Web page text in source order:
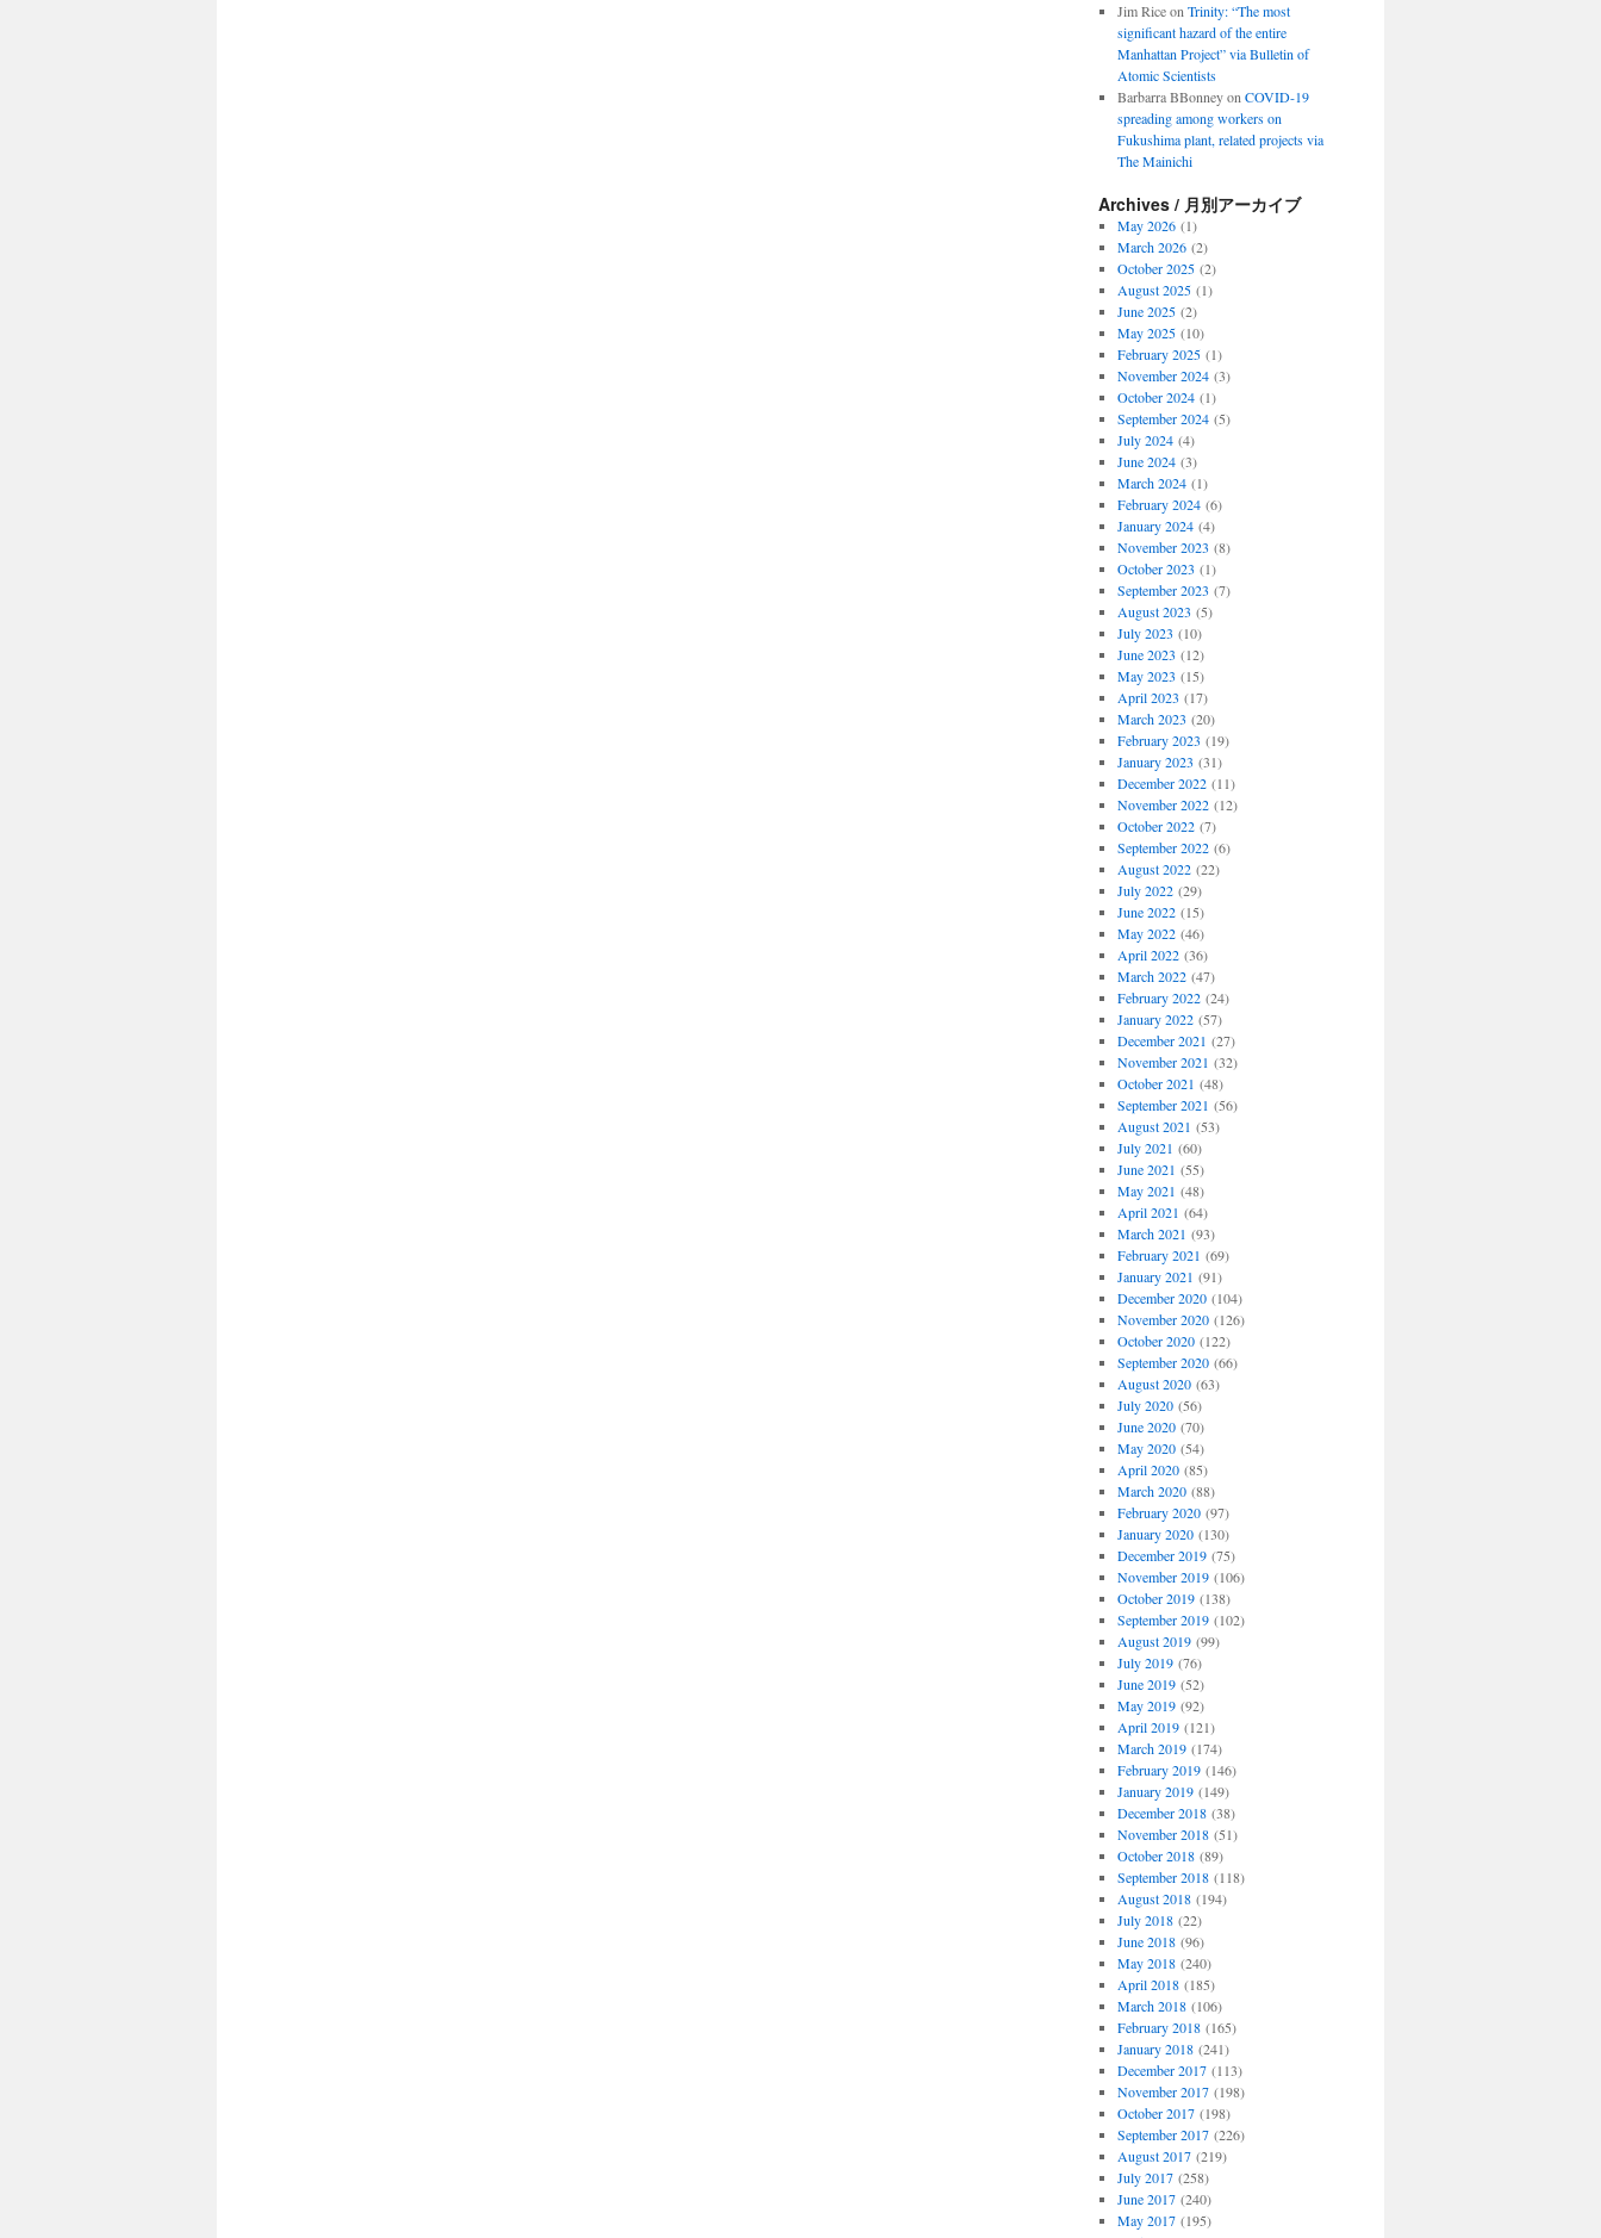
Jim Riceon Trinity: “The most
significant hazard of the entire
Manhattan Project” via Bulletin of
Atomic Scientists
Barbarra BBonneyon COVID-19
spreading among workers on
Fukushima plant, related projects via
The Mainichi
Archives / 月別アーカイブ
May 2026(1)
March 2026(2)
October 2025(2)
August 2025(1)
June 2025(2)
May 2025(10)
February 2025(1)
November 2024(3)
October 2024(1)
September 2024(5)
July 2024(4)
June 2024(3)
March 2024(1)
February 2024(6)
January 2024(4)
November 2023 (8)
October 2023 (1)
September 2023 (7)
August 2023 (5)
July 2023 (10)
June 2023 (12)
May 2023 (15)
April 2023 (17)
March 2023 (20)
February 2023 (19)
January 2023 (31)
December 2022(11)
November 2022(12)
October 2022(7)
September 2022(6)
August 2022(22)
July 2022(29)
June 2022(15)
May 2022(46)
April 2022(36)
March 2022(47)
February 2022(24)
January 2022(57)
December 2021 (27)
November 2021 (32)
October 2021 (48)
September 2021 (56)
August 2021 (53)
July 2021 (60)
June 2021 (55)
May 2021 (48)
April 2021 (64)
March 2021 (93)
February 2021 (69)
January 2021 (91)
December 2020(104)
November 2020(126)
October 2020(122)
September 2020(66)
August 2020(63)
July 2020(56)
June 2020(70)
May 2020(54)
April 2020(85)
March 2020(88)
February 2020(97)
January 2020(130)
December 2019(75)
November 2019(106)
October 2019(138)
September 2019(102)
August 2019(99)
July 2019(76)
June 2019(52)
May 2019(92)
April 2019(121)
March 2019(174)
February 2019(146)
January 2019(149)
December 2018(38)
November 2018(51)
October 2018(89)
September 2018(118)
August 2018(194)
July 2018(22)
June 2018(96)
May 2018(240)
April 2018(185)
March 2018(106)
February 2018(165)
January 2018(241)
December 2017(113)
November 2017(198)
October 2017(198)
September 2017(226)
August 2017(219)
July 2017(258)
June 2017(240)
May 2017(195)